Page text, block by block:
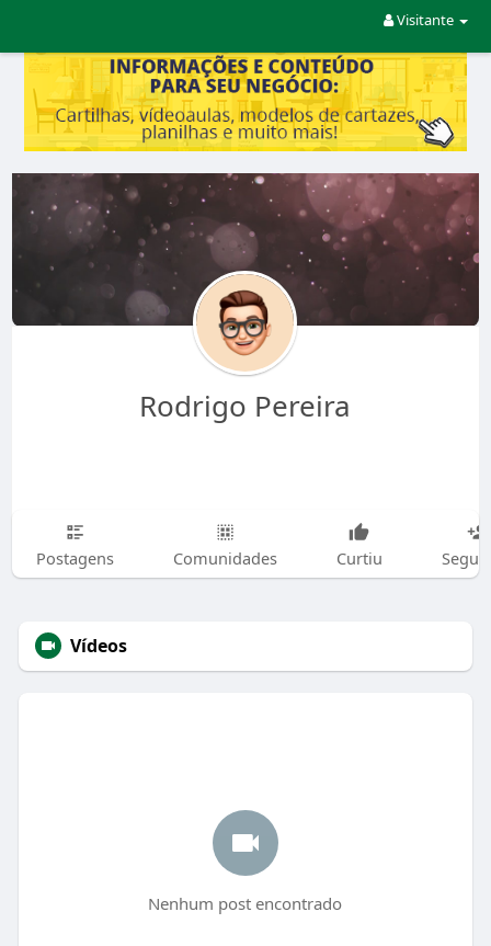
Visitante
Rodrigo Pereira
Postagens Comunidades Curtiu
Vídeos
Nenhum post encontrado